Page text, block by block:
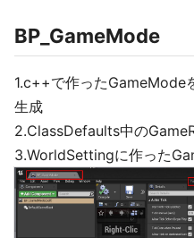
BP_GameMode
1.c++で作ったGameMode
生成
2.ClassDefaults中の
3.WorldSettingに作った